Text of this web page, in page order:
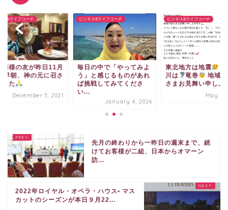
ス&ライフコーチ
同様の友が昨日11月
早朝、神の元に召さ
した
December 5, 2021
ビジネス&ライフコーチ
毎日の中で「やってみよ
う」と感じるものがあれ
ば挑戦してみてくださ
い...
January 4, 2026
ビジネス&ライフコーチ
東北地方は地震
神
川は
竜巻
地域
さまお見舞い申し上
May 2,
先月の終わりから一昨日の週末まで、続
けてお客様が二組、日本からオマーン
訪...
2022年ロイヤル・オペラ・ハウス• マス
カットのシーズンが本日９月22...